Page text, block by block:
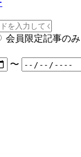
会員限定記事のみ
〜